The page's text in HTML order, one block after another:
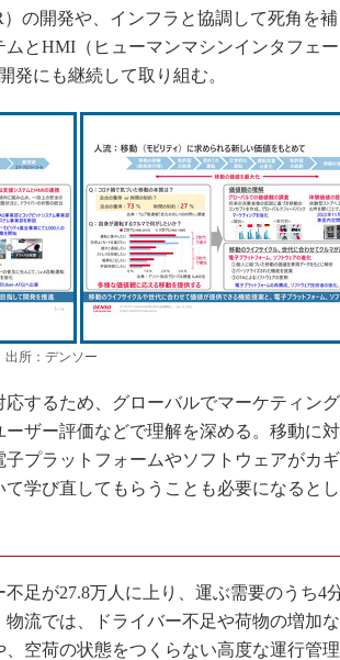
の開発や、インフラと協調して死角を
とHMI（ヒューマンマシンインタフェ
発にも継続して取り組む。
出所：デンソー
するため、グローバルでマーケティン
ザー評価などで理解を深める。移動に
プラットフォームやソフトウェアがカ
学び直してもらうことも必要になるとし
足が27.8万人に上り、運ぶ需要のうち4
流では、ドライバー不足や荷物の増加
空荷の状態をつくらない高度な運行管